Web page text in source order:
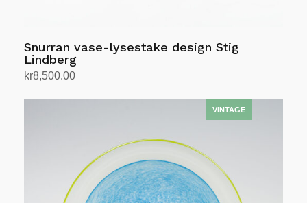
Snurran vase-lysestake design Stig
Lindberg
kr8,500.00